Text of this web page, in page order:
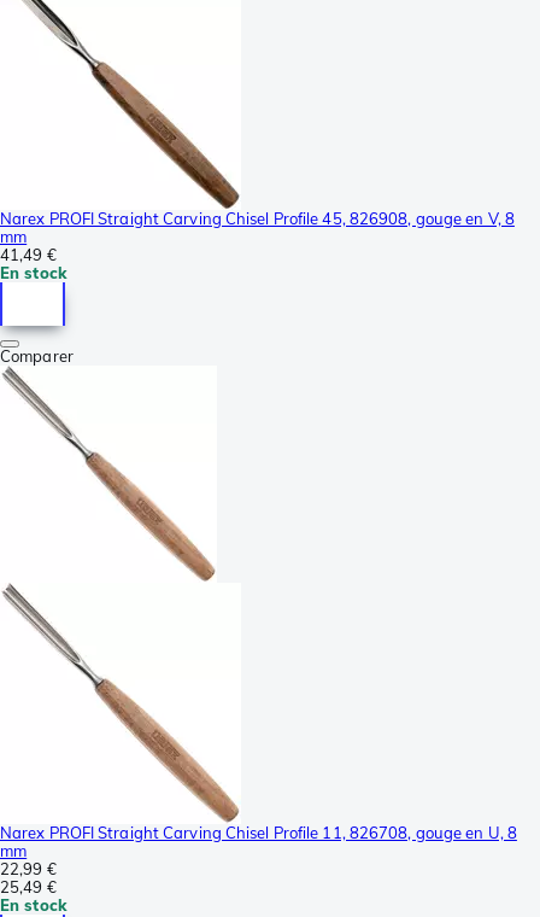
Narex PROFI Straight Carving Chisel Profile 45, 826908, gouge en V, 8
mm
41,49 €
En stock
Comparer
Narex PROFI Straight Carving Chisel Profile 11, 826708, gouge en U, 8
mm
22,99 €
25,49 €
En stock